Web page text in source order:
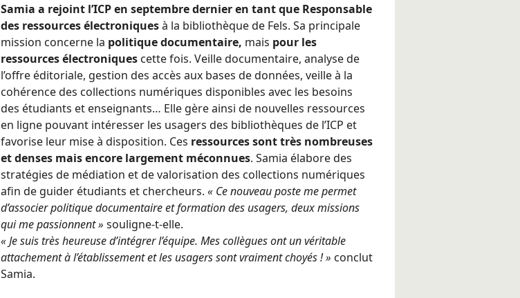
Samia a rejoint l’ICP en septembre dernier en tant que Responsable
des ressources électroniquesà la bibliothèque de Fels. Sa principale
mission concerne la politique documentaire, mais pour les
ressources électroniques cette fois. Veille documentaire, analyse de
l’offre éditoriale, gestion des accès aux bases de données, veille à la
cohérence des collections numériques disponibles avec les besoins
des étudiants et enseignants… Elle gère ainsi de nouvelles ressources
en ligne pouvant intéresser les usagers des bibliothèques de l’ICP et
favorise leur mise à disposition. Ces ressources sont très nombreuses
et denses mais encore largement méconnues. Samia élabore des
stratégies de médiation et de valorisation des collections numériques
afin de guider étudiants et chercheurs. « Ce nouveau poste me permet
d’associer politique documentaire et formation des usagers, deux missions
qui me passionnent » souligne-t-elle.
« Je suis très heureuse d’intégrer l’équipe. Mes collègues ont un véritable
attachement à l’établissement et les usagers sont vraiment choyés ! » conclut
Samia.